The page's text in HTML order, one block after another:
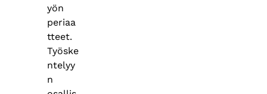
yön
periaa
tteet.
Työske
ntelyy
n